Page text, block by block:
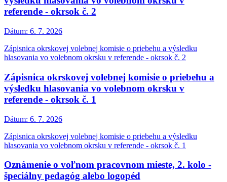
referende - okrsok č. 2
Dátum: 6. 7. 2026
Zápisnica okrskovej volebnej komisie o priebehu a výsledku
hlasovania vo volebnom okrsku v referende - okrsok č. 2
Zápisnica okrskovej volebnej komisie o priebehu a
výsledku hlasovania vo volebnom okrsku v
referende - okrsok č. 1
Dátum: 6. 7. 2026
Zápisnica okrskovej volebnej komisie o priebehu a výsledku
hlasovania vo volebnom okrsku v referende - okrsok č. 1
Oznámenie o voľnom pracovnom mieste, 2. kolo -
špeciálny pedagóg alebo logopéd